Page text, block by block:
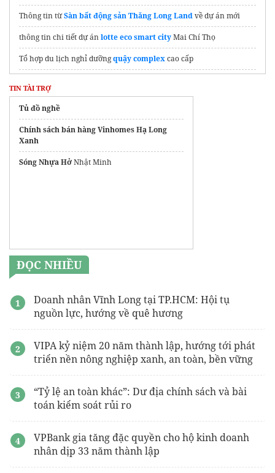
Thông tin từSàn bất động sản Thăng Long Landvề dự án mới
thông tin chi tiết dự ánlotte eco smart cityMai Chí Thọ
Tổ hợp du lịch nghỉ dưỡngquậy complexcao cấp
https://centrallakesidetaseco.com/
Shophouse
BánBiệt thự Vin Cần Giờ
Dự ánHanoi Seasons Garden
TIN TÀI TRỢ
Tủ đồ nghề
Chính sách bán hàng Vinhomes Hạ Long
Xanh
Sóng Nhựa HởNhật Minh
ĐỌC NHIỀU
Doanh nhân Vĩnh Long tại TP.HCM: Hội tụ
nguồn lực, hướng về quê hương
VIPA kỷ niệm 20 năm thành lập, hướng tới phát
triển nền nông nghiệp xanh, an toàn, bền vững
“Tỷ lệ an toàn khác”: Dư địa chính sách và bài
toán kiểm soát rủi ro
VPBank gia tăng đặc quyền cho hộ kinh doanh
nhân dịp 33 năm thành lập